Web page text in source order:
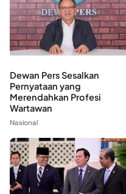
Dewan Pers Sesalkan
Pernyataan yang
Merendahkan Profesi
Wartawan
Nasional